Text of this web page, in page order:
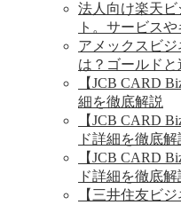
法人向け楽天
ト。サービス
アメックスビ
は？ゴールド
【JCB CARD
細を徹底解説
【JCB CARD
ド詳細を徹底解
【JCB CARD
ド詳細を徹底解
【三井住友ビ